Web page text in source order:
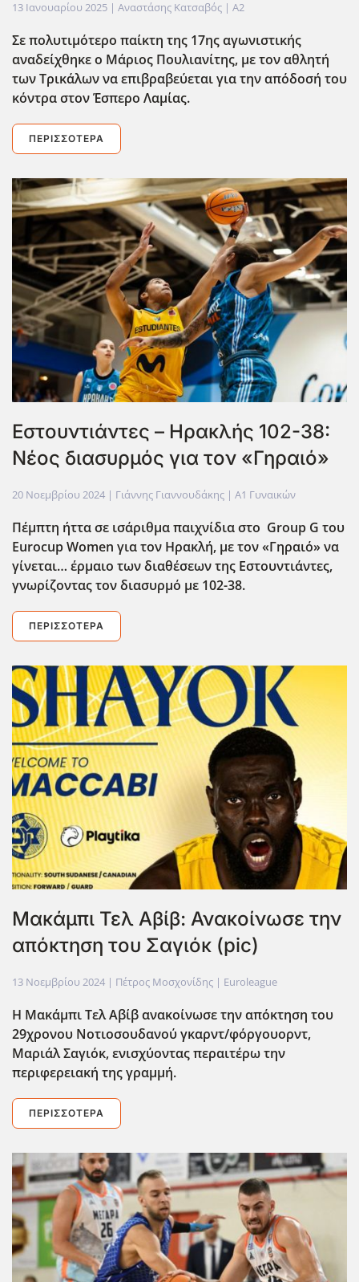
13 Ιανουαρίου 2025 | Αναστάσης Κατσαβός | A2
Σε πολυτιμότερο παίκτη της 17ης αγωνιστικής
αναδείχθηκε ο Μάριος Πουλιανίτης, με τον αθλητή
των Τρικάλων να επιβραβεύεται για την απόδοσή του
κόντρα στον Έσπερο Λαμίας.
ΠΕΡΙΣΣΌΤΕΡΑ
Εστουντιάντες – Ηρακλής 102-38:
Νέος διασυρμός για τον «Γηραιό»
20 Νοεμβρίου 2024 | Γιάννης Γιαννουδάκης | Α1 Γυναικών
Πέμπτη ήττα σε ισάριθμα παιχνίδια στο Group G του
EurocupWomen για τον Ηρακλή, με τον «Γηραιό» να
γίνεται… έρμαιο των διαθέσεων της Εστουντιάντες,
γνωρίζοντας τον διασυρμό με 102-38.
ΠΕΡΙΣΣΌΤΕΡΑ
Μακάμπι Τελ Αβίβ: Ανακοίνωσε την
απόκτηση του Σαγιόκ (pic)
13 Νοεμβρίου 2024 | Πέτρος Μοσχονίδης | Euroleague
Η Μακάμπι Τελ Αβίβ ανακοίνωσε την απόκτηση του
29χρονου Νοτιοσουδανού γκαρντ/φόργουορντ,
Μαριάλ Σαγιόκ, ενισχύοντας περαιτέρω την
περιφερειακή της γραμμή.
ΠΕΡΙΣΣΌΤΕΡΑ